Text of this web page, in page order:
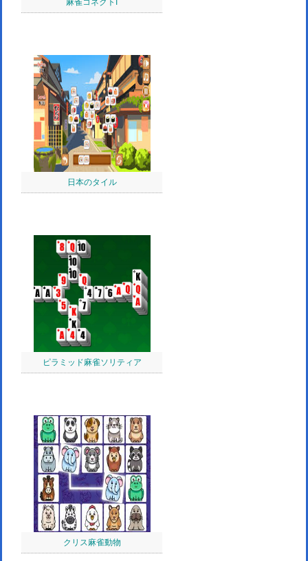
麻雀コネクトI
日本のタイル
ピラミッド麻雀ソリティア
クリス麻雀動物